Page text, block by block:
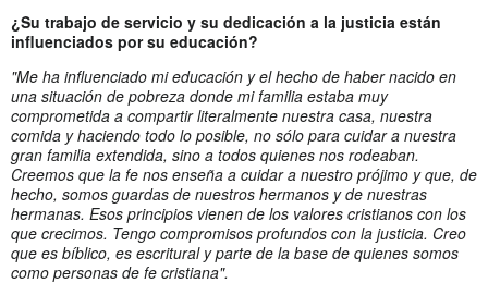
¿Su trabajo de servicio y su dedicación a la justicia están
influenciados por su educación?
"Me ha influenciado mi educación y el hecho de haber nacido en
una situación de pobreza donde mi familia estaba muy
comprometida a compartir literalmente nuestra casa, nuestra
comida y haciendo todo lo posible, no sólo para cuidar a nuestra
gran familia extendida, sino a todos quienes nos rodeaban.
Creemos que la fe nos enseña a cuidar a nuestro prójimo y que, de
hecho, somos guardas de nuestros hermanos y de nuestras
hermanas. Esos principios vienen de los valores cristianos con los
que crecimos. Tengo compromisos profundos con la justicia. Creo
que es bíblico, es escritural y parte de la base de quienes somos
como personas de fe cristiana".